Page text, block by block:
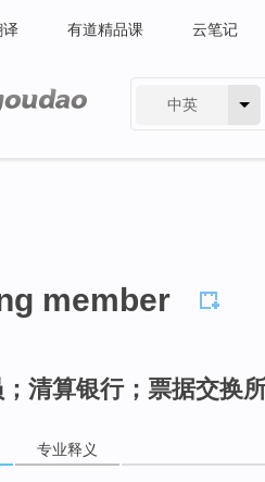
译 有道精品课 云笔记
中英
member
清算银行；票据交换
专业释义